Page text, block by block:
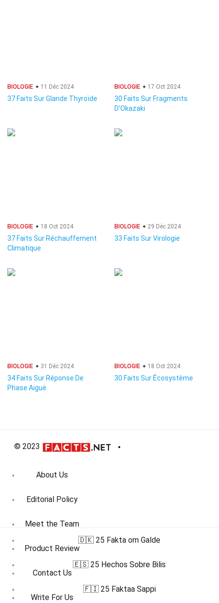
BIOLOGIE 11 Déc 2024
37 Faits Sur Glande Thyroïde
BIOLOGIE 17 Oct 2024
30 Faits Sur Fragments
D'Okazaki
BIOLOGIE 18 Oct 2024
37 Faits Sur Réchauffement
Climatique
BIOLOGIE 29 Déc 2024
33 Faits Sur Virologie
BIOLOGIE 31 Déc 2024
34 Faits Sur Réponse De
Phase Aiguë
BIOLOGIE 18 Oct 2024
30 Faits Sur Écosystème
© 2023
About Us
Editorial Policy
Meet the Team
Product Review
Contact Us
Write For Us
🇩🇰 25 Fakta om Galde
🇪🇸 25 Hechos Sobre Bilis
🇫🇮 25 Faktaa Sappi